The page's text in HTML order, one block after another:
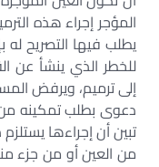
المؤجر إجراء هذه
يطلب فيها التصريح له
للخطر الذي ينشأ عن
إلى ترميم، ويرفض
دعوى بطلب تمكينه من
تبين أن إجراءها
من العين أو من جزء